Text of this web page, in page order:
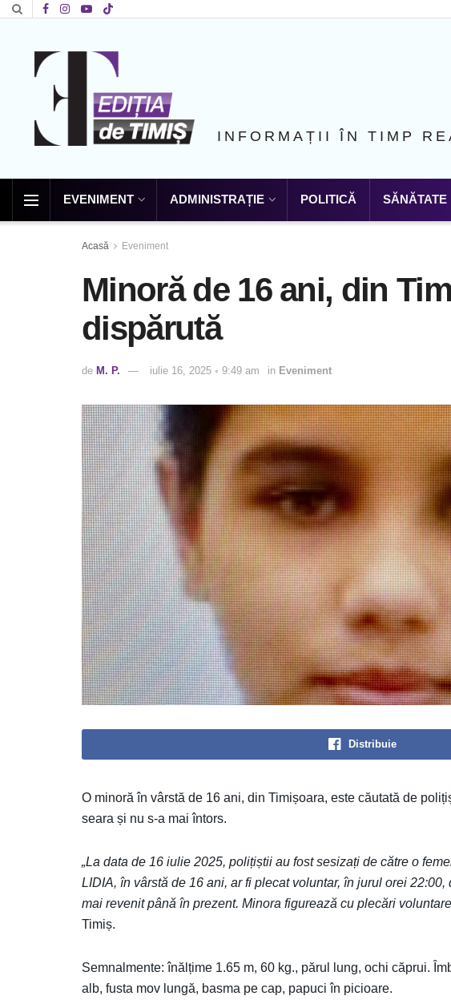
INFORMAȚII ÎN TIMP
EVENIMENT ADMINISTRAȚIE POLITICĂ SĂNĂTATE
Acasă Eveniment
Minoră de 16 ani, din
dispărută
de M. P. iulie 16, 2025 ◦ 9:49 am in Eveniment
Distribuie
O minoră în vârstă de 16 ani, din Timișoara, este căutată de
seara și nu s-a mai întors.
„La data de 16 iulie 2025, polițiștii au fost sesizați de către o
LIDIA, în vârstă de 16 ani, ar fi plecat voluntar, în jurul orei
mai revenit până în prezent. Minora figurează cu plecări
Timiș.
Semnalmente: înălțime 1.65 m, 60 kg., părul lung, ochi căprui.
alb, fusta mov lungă, basma pe cap, papuci în picioare.